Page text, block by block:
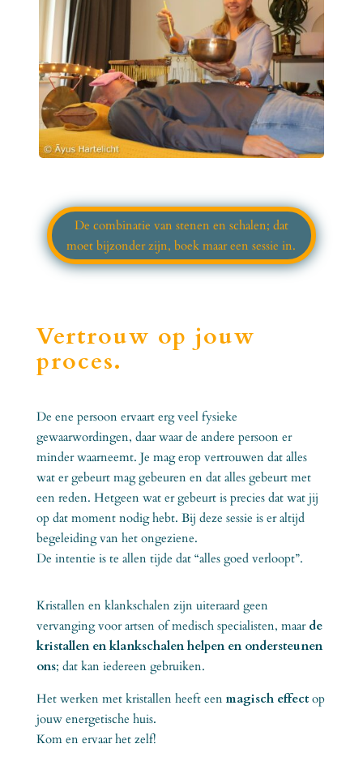
De combinatie van stenen en schalen; dat
moet bijzonder zijn, boek maar een sessie in.
Vertrouw op jouw
proces.
De ene persoon ervaart erg veel fysieke
gewaarwordingen, daar waar de andere persoon er
minder waarneemt. Je mag erop vertrouwen dat alles
wat er gebeurt mag gebeuren en dat alles gebeurt met
een reden. Hetgeen wat er gebeurt is precies dat wat jij
op dat moment nodig hebt. Bij deze sessie is er altijd
begeleiding van het ongeziene.
De intentie is te allen tijde dat “alles goed verloopt”.
Kristallen en klankschalen zijn uiteraard geen
vervanging voor artsen of medisch specialisten, maar de
kristallen en klankschalen helpen en ondersteunen
ons; dat kan iedereen gebruiken.
Het werken met kristallen heeft een magisch effectop
jouw energetische huis.
Kom en ervaar het zelf!